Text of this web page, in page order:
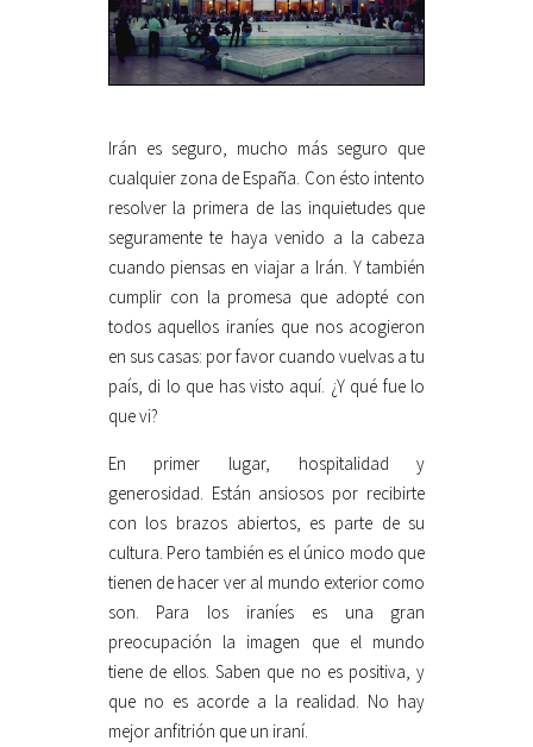
Irán es seguro, mucho más seguro que
cualquier zona de España. Con ésto intento
resolver la primera de las inquietudes que
seguramente te haya venido a la cabeza
cuando piensas en viajar a Irán. Y también
cumplir con la promesa que adopté con
todos aquellos iraníes que nos acogieron
en sus casas: por favor cuando vuelvas a tu
país, di lo que has visto aquí. ¿Y qué fue lo
que vi?
En primer lugar, hospitalidad y
generosidad. Están ansiosos por recibirte
con los brazos abiertos, es parte de su
cultura. Pero también es el único modo que
tienen de hacer ver al mundo exterior como
son. Para los iraníes es una gran
preocupación la imagen que el mundo
tiene de ellos. Saben que no es positiva, y
que no es acorde a la realidad. No hay
mejor anfitrión que un iraní.